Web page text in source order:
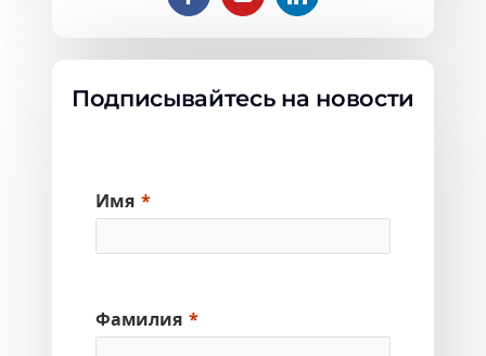
Подписывайтесь на новости
Имя
Фамилия